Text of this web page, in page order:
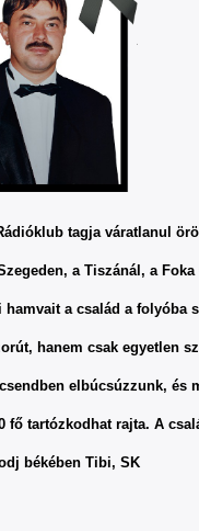
tagja váratlanul
a Tiszánál, a
a család a folyóba
hanem csak egyetlen
elbúcsúzzunk, és
tartózkodhat rajta. A
békében Tibi, SK